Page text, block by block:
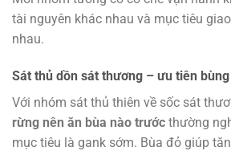
tài nguyên khác nhau và mục tiêu
nhau.
Sát thủ dồn sát thương – ưu tiên
Với nhóm sát thủ thiên về sốc sát
rừng nên ăn bùa nào trước thường
mục tiêu là gank sớm. Bùa đỏ giúp